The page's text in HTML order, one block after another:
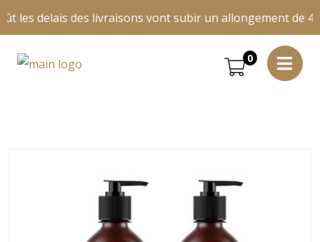
les delais des livraisons vont subir un allongement de 4
0